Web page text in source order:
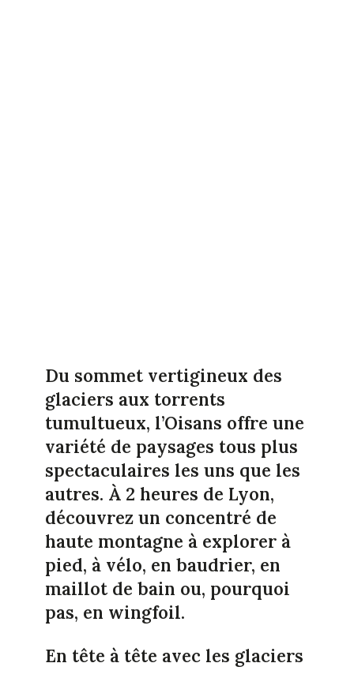
Du sommet vertigineux des
glaciers aux torrents
tumultueux, l’Oisans offre une
variété de paysages tous plus
spectaculaires les uns que les
autres. À 2 heures de Lyon,
découvrez un concentré de
haute montagne à explorer à
pied, à vélo, en baudrier, en
maillot de bain ou, pourquoi
pas, en wingfoil.
En tête à tête avec les glaciers